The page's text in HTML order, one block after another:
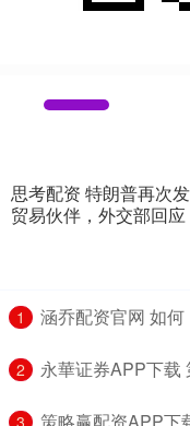
思考配资 特朗普再次
贸易伙伴，外交部回应
1 涵乔配资官网 如
2 永華证券APP下载